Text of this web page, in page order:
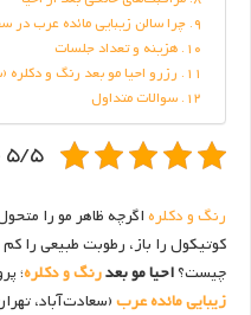
چرا سالن زیبایی مائده عرب در
هزینه و تعداد جلسات
رزرو احیا مو بعد رنگ و دکلره
سوالات متداول
5/5 - (4 امتیاز)
رنگ و دکلرهاگرچه ظاهر مو را
کوتیکول را باز، رطوبت طبیعی را
چیست؟احیا مو بعدرنگ و دکلره؛
زیبایی مائده عرب(سعادت‌آباد،